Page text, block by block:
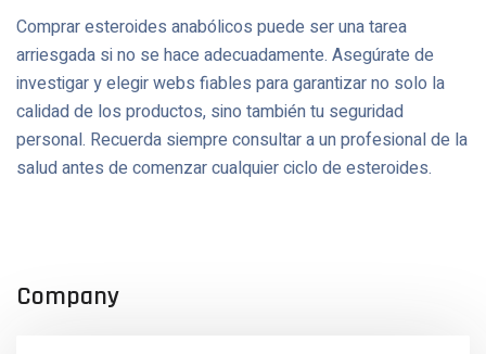
Comprar esteroides anabólicos puede ser una tarea
arriesgada si no se hace adecuadamente. Asegúrate de
investigar y elegir webs fiables para garantizar no solo la
calidad de los productos, sino también tu seguridad
personal. Recuerda siempre consultar a un profesional de la
salud antes de comenzar cualquier ciclo de esteroides.
Company